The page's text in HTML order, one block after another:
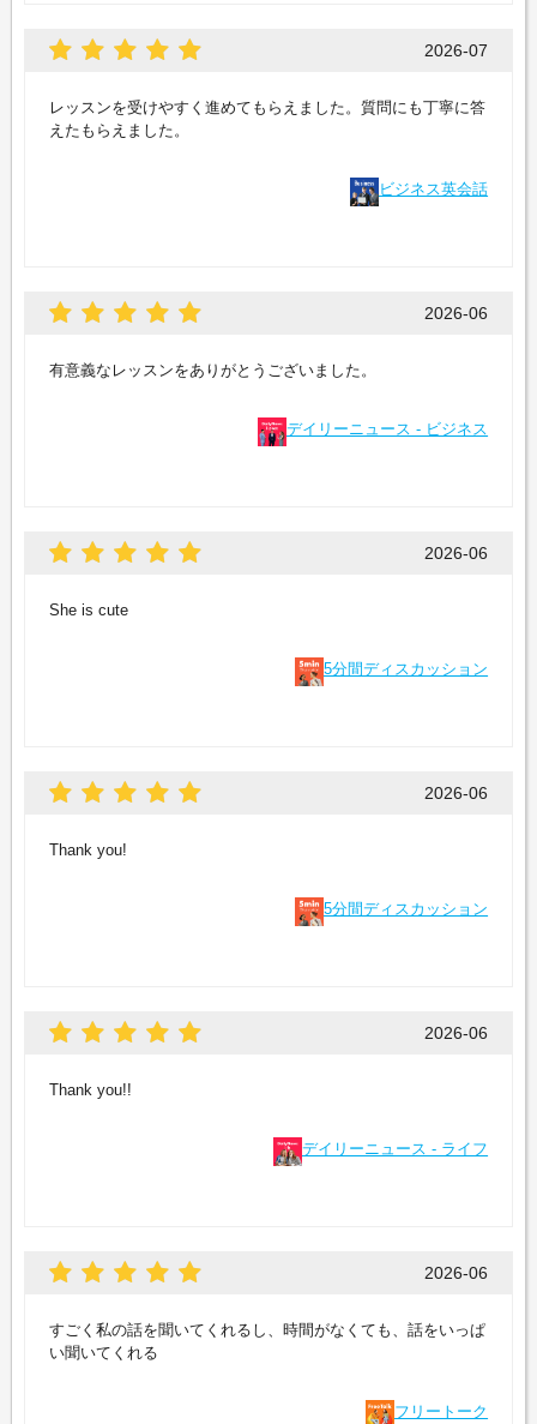
2026-07
レッスンを受けやすく進めてもらえました。質問にも丁寧に答
えたもらえました。
ビジネス英会話
2026-06
有意義なレッスンをありがとうございました。
デイリーニュース - ビジネス
2026-06
She is cute
5分間ディスカッション
2026-06
Thank you!
5分間ディスカッション
2026-06
Thank you!!
デイリーニュース - ライフ
2026-06
すごく私の話を聞いてくれるし、時間がなくても、話をいっぱ
い聞いてくれる
フリートーク